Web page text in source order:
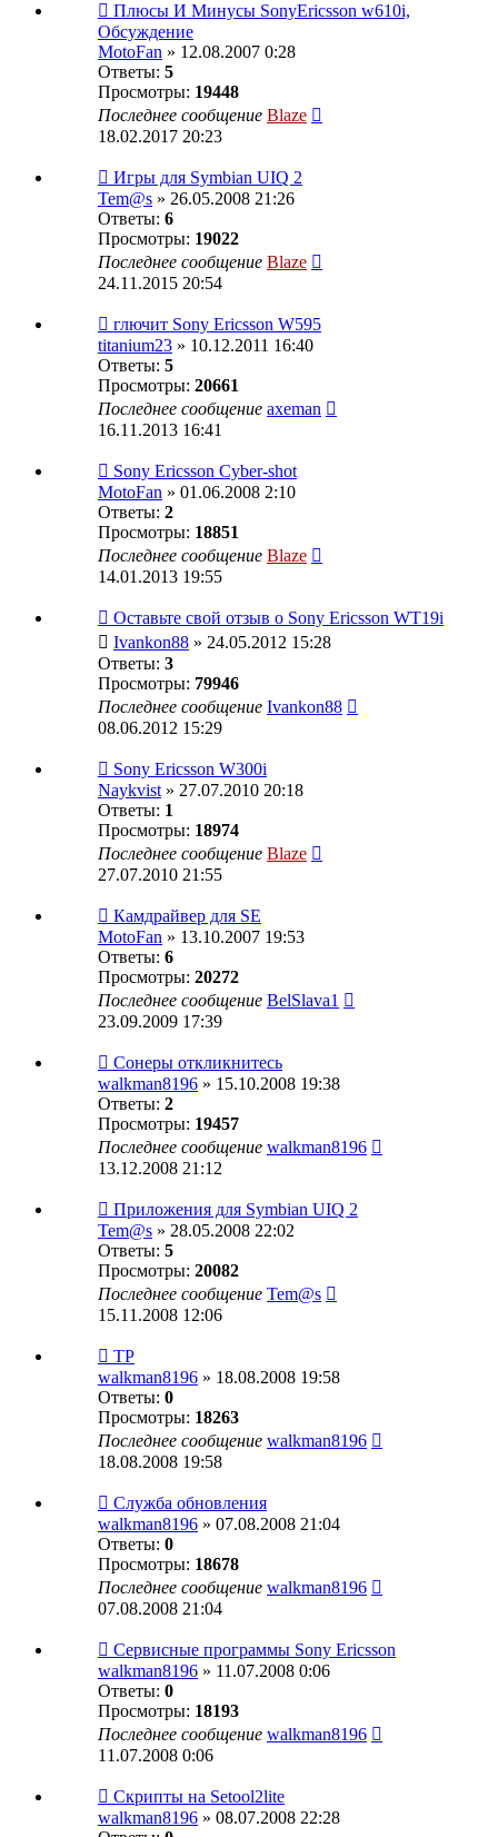
Плюсы И Минусы SonyEricsson w610i,
Обсуждение
MotoFan » 12.08.2007 0:28
Ответы: 5
Просмотры: 19448
Последнее сообщение Blaze
18.02.2017 20:23
Игры для Symbian UIQ 2
Tem@s » 26.05.2008 21:26
Ответы: 6
Просмотры: 19022
Последнее сообщение Blaze
24.11.2015 20:54
глючит Sony Ericsson W595
titanium23 » 10.12.2011 16:40
Ответы: 5
Просмотры: 20661
Последнее сообщение axeman
16.11.2013 16:41
Sony Ericsson Cyber-shot
MotoFan » 01.06.2008 2:10
Ответы: 2
Просмотры: 18851
Последнее сообщение Blaze
14.01.2013 19:55
Оставьте свой отзыв о Sony Ericsson WT19i
Ivankon88 » 24.05.2012 15:28
Ответы: 3
Просмотры: 79946
Последнее сообщение Ivankon88
08.06.2012 15:29
Sony Eriсsson W300i
Naykvist» 27.07.2010 20:18
Ответы: 1
Просмотры: 18974
Последнее сообщение Blaze
27.07.2010 21:55
Камдрайвер для SE
MotoFan » 13.10.2007 19:53
Ответы: 6
Просмотры: 20272
Последнее сообщение BelSlava1
23.09.2009 17:39
Сонеры откликнитесь
walkman8196 » 15.10.2008 19:38
Ответы: 2
Просмотры: 19457
Последнее сообщение walkman8196
13.12.2008 21:12
Приложения для Symbian UIQ 2
Tem@s » 28.05.2008 22:02
Ответы: 5
Просмотры: 20082
Последнее сообщение Tem@s
15.11.2008 12:06
TP
walkman8196 » 18.08.2008 19:58
Ответы: 0
Просмотры: 18263
Последнее сообщение walkman8196
18.08.2008 19:58
Служба обновления
walkman8196 » 07.08.2008 21:04
Ответы: 0
Просмотры: 18678
Последнее сообщение walkman8196
07.08.2008 21:04
Сервисные программы Sony Eriсsson
walkman8196 » 11.07.2008 0:06
Ответы: 0
Просмотры: 18193
Последнее сообщение walkman8196
11.07.2008 0:06
Скрипты на Setool2lite
walkman8196 » 08.07.2008 22:28